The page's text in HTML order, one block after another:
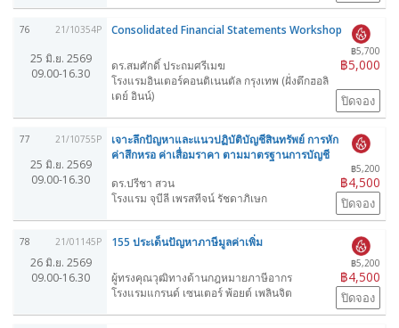
76 21/10354P
25 มิ.ย. 2569
09.00-16.30
Consolidated Financial Statements Workshop
฿5,700
฿5,000
ดร.สมศักดิ์ ประถมศรีเมฆ
โรงแรมอินเตอร์คอนติเนนตัล กรุงเทพ (ฝั่งตึกฮอลิ
เดย์ อินน์)
ปิดจอง
77 21/10755P
25 มิ.ย. 2569
09.00-16.30
เจาะลึกปัญหาและแนวปฏิบัติบัญชีสินทรัพย์ การหัก
ค่าสึกหรอ ค่าเสื่อมราคา ตามมาตรฐานการบัญชี
฿5,200
฿4,500
ดร.ปรีชา สวน
โรงแรม จุบีลี เพรสทีจน์ รัชดาภิเษก
ปิดจอง
78 21/01145P
26 มิ.ย. 2569
09.00-16.30
155 ประเด็นปัญหาภาษีมูลค่าเพิ่ม
฿5,200
฿4,500
ผู้ทรงคุณวุฒิทางด้านกฎหมายภาษีอากร
โรงแรมแกรนด์ เซนเตอร์ พ้อยต์ เพลินจิต
ปิดจอง